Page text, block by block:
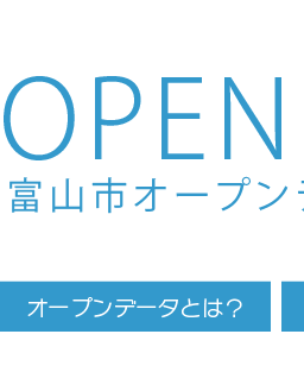
Skip to main content